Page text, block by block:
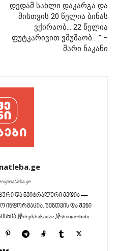
დედამ სახლი დაკარგა და
მისთვის 20 წელია ბინას
ვქირაობ… 22 წელია
ფუტკარივით ვმუშაობ… ” –
მარი ნაკანი
და ნეიტრალური მედია —
ინფორმაცია. შენთვის და შენი
#drpkhakadze #sheniambebi